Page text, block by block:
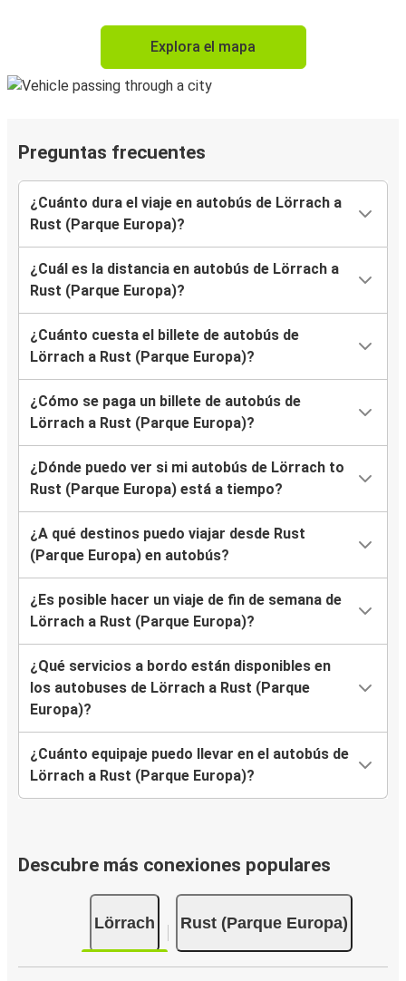
Explora el mapa
Preguntas frecuentes
¿Cuánto dura el viaje en autobús de Lörrach a
Rust (Parque Europa)?
¿Cuál es la distancia en autobús de Lörrach a
Rust (Parque Europa)?
¿Cuánto cuesta el billete de autobús de
Lörrach a Rust (Parque Europa)?
¿Cómo se paga un billete de autobús de
Lörrach a Rust (Parque Europa)?
¿Dónde puedo ver si mi autobús de Lörrach to
Rust (Parque Europa) está a tiempo?
¿A qué destinos puedo viajar desde Rust
(Parque Europa) en autobús?
¿Es posible hacer un viaje de fin de semana de
Lörrach a Rust (Parque Europa)?
¿Qué servicios a bordo están disponibles en
los autobuses de Lörrach a Rust (Parque
Europa)?
¿Cuánto equipaje puedo llevar en el autobús de
Lörrach a Rust (Parque Europa)?
Descubre más conexiones populares
Lörrach Rust (Parque Europa)